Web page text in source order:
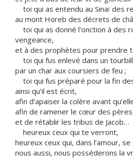
toi qui as entendu au Sinaï des
au mont Horeb des décrets de
toi qui as donné l’onction à des
vengeance,
et à des prophètes pour prendre
toi qui fus enlevé dans un
par un char aux coursiers de feu ;
toi qui fus préparé pour la fin
ainsi qu’il est écrit,
afin d’apaiser la colère avant
afin de ramener le cœur des
et de rétablir les tribus de Jacob…
heureux ceux qui te verront,
heureux ceux qui, dans l’amour,
nous aussi, nous posséderons la